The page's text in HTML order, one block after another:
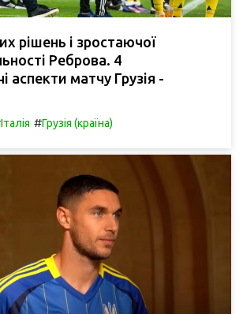
рішень і зростаючої
Реброва. 4
аспекти матчу Грузія -
Італія #Грузія (країна)